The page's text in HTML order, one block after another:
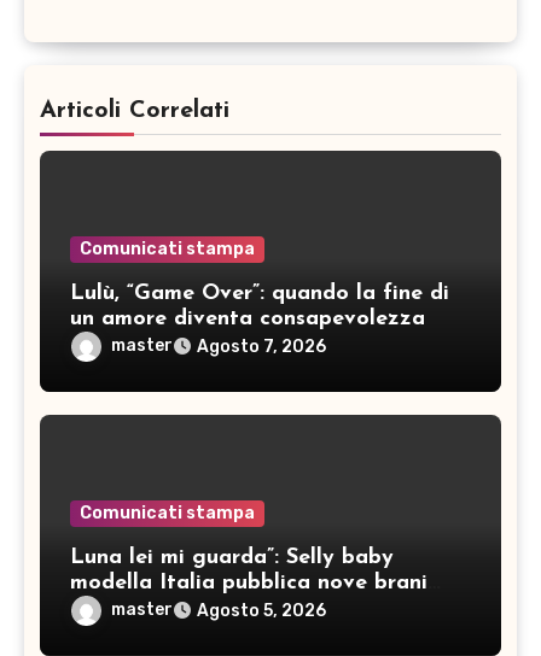
Articoli Correlati
Comunicati stampa
Lulù, “Game Over”: quando la fine di
un amore diventa consapevolezza
master Agosto 7, 2026
Comunicati stampa
Luna lei mi guarda”: Selly baby
modella Italia pubblica nove brani
ineditimaster Agosto 5, 2026